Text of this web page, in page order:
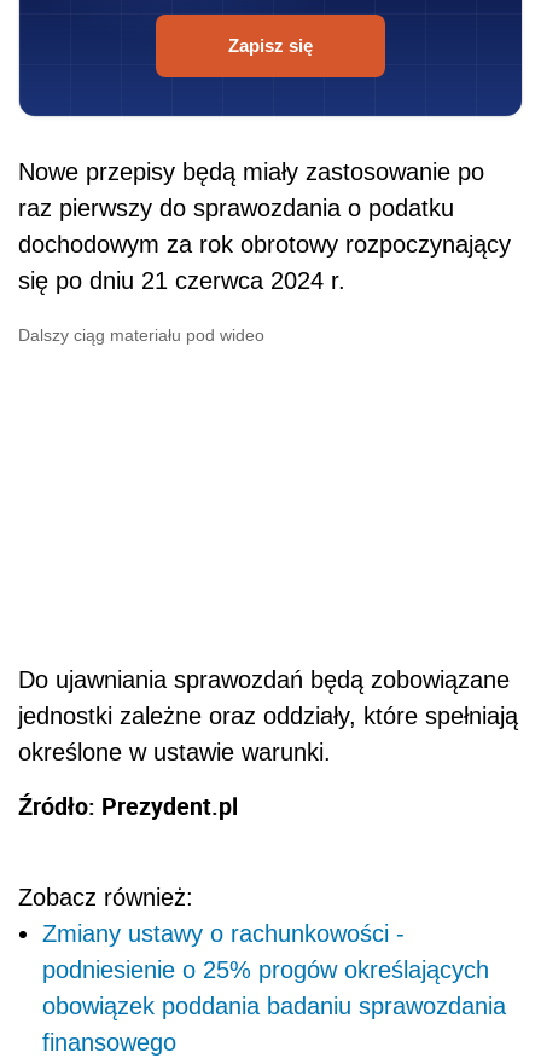
Zapisz się
Nowe przepisy będą miały zastosowanie po
raz pierwszy do sprawozdania o podatku
dochodowym za rok obrotowy rozpoczynający
się po dniu 21 czerwca 2024 r.
Dalszy ciąg materiału pod wideo
Do ujawniania sprawozdań będą zobowiązane
jednostki zależne oraz oddziały, które spełniają
określone w ustawie warunki.
Źródło: Prezydent.pl
Zobacz również:
Zmiany ustawy o rachunkowości -
podniesienie o 25% progów określających
obowiązek poddania badaniu sprawozdania
finansowego